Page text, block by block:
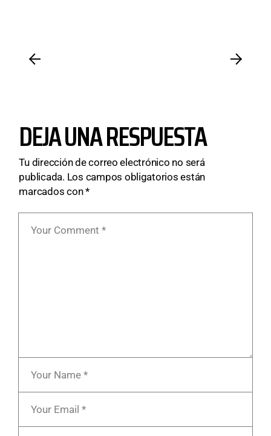
DEJA UNA RESPUESTA
Tu dirección de correo electrónico no será
publicada. Los campos obligatorios están
marcados con*